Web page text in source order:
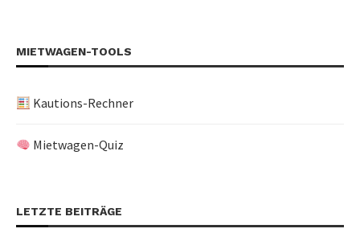
MIETWAGEN-TOOLS
Kautions-Rechner
Mietwagen-Quiz
LETZTE BEITRÄGE